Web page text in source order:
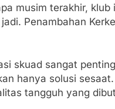
musim terakhir, klub
Penambahan
skuad sangat
hanya solusi
tangguh yang